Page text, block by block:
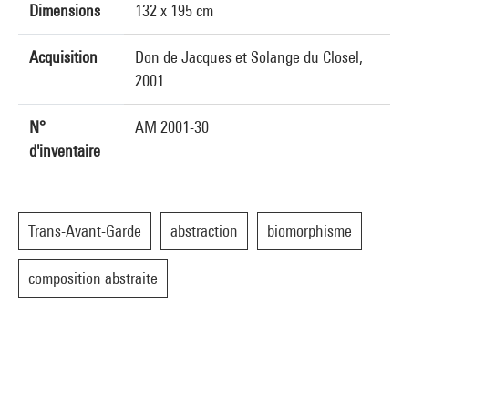
Dimensions 132 x 195 cm
Acquisition
Don de Jacques et Solange du Closel,
2001
N°
d'inventaire
AM 2001-30
Trans-Avant-Garde abstraction biomorphisme
composition abstraite